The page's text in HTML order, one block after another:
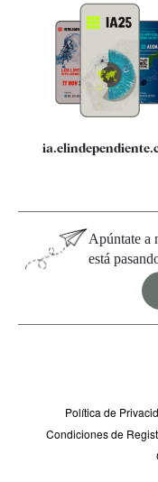
Quiénes somos
Especificaciones
Apúntate a
está
Política de
Condiciones de